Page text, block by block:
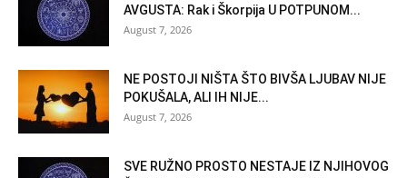
AVGUSTA: Rak i Škorpija U POTPUNOM...
August 7, 2026
NE POSTOJI NIŠTA ŠTO BIVŠA LJUBAV NIJE
POKUŠALA, ALI IH NIJE...
August 7, 2026
SVE RUŽNO PROSTO NESTAJE IZ NJIHOVOG